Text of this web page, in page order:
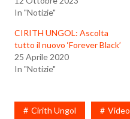
In "Notizie"
CIRITH UNGOL: Ascolta
tutto il nuovo ‘Forever Black’
25 Aprile 2020
In "Notizie"
Cirith Ungol Video